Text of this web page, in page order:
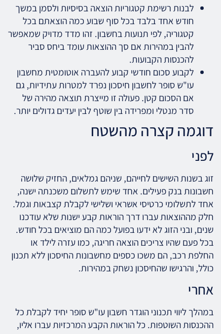
לבנות רשימת קטגוריות הוצאה בסיסיות ולסמן במשך
חודש אחד בלבד בכל סוף שבוע כמה הוצאתם בכל
קטגוריה, לפי תנועות בחשבון. זהו מדד מדויק שמאפשר
להבין במהירות אם סך ההוצאות עומד ביחס סביר
להכנסות הקבועות.
לקבוע סכום חודשי קבוע להעברה אוטומטית מחשבון
עו"ש סופר לחשבון חיסכון נפרד למטרות עתידיות, גם
אם הסכום קטן. פעולה זו מייצרת תוצאה מהירה של
סדר מנטלי ומפרידה בין שוטף לבין יעדים גדולים יותר.
דוגמה קצרה מהשטח
לפני
זוג בשנות השישים לחייהם, שניהם גמלאים, החזיק שלושה
חשבונות בנק פעילים. אחד שימש לתשלום משכנתה ישנה,
אחד לתשלומי כרטיסי אשראי ושלישי לקבלת קצבאות וגמל.
חלק מההוצאות עברו דרך הוראות קבע ישנות שלא עודכנו
שנים, ובני הזוג לא ידעו בפועל כמה הם מוציאים בכל חודש.
בכל פעם שהיו צריכים הוצאה חריגה, כמו עזרה לילד או
החלפת רכב, הם משכו כספים מחשבונות החיסכון ללא תכנון
כולל, והרגישו שהחיסכון נשחק במהירות.
אחרי
במהלך ליווי תכנוני הוגדר חשבון עו"ש סופר יחיד לקבלת כל
ההכנסות השוטפות. כל הוראות הקבע המרכזיות עברו אליו,